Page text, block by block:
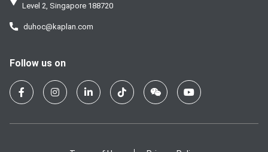
Level 2, Singapore 188720
duhoc@kaplan.com
Follow us on